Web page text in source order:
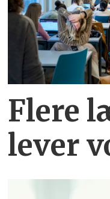
Flere
lever